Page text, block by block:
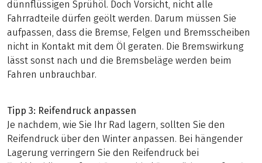
dünnflüssigen Sprühöl. Doch Vorsicht, nicht alle
Fahrradteile dürfen geölt werden. Darum müssen Sie
aufpassen, dass die Bremse, Felgen und Bremsscheiben
nicht in Kontakt mit dem Öl geraten. Die Bremswirkung
lässt sonst nach und die Bremsbeläge werden beim
Fahren unbrauchbar.
Tipp 3: Reifendruck anpassen
Je nachdem, wie Sie Ihr Rad lagern, sollten Sie den
Reifendruck über den Winter anpassen. Bei hängender
Lagerung verringern Sie den Reifendruck bei